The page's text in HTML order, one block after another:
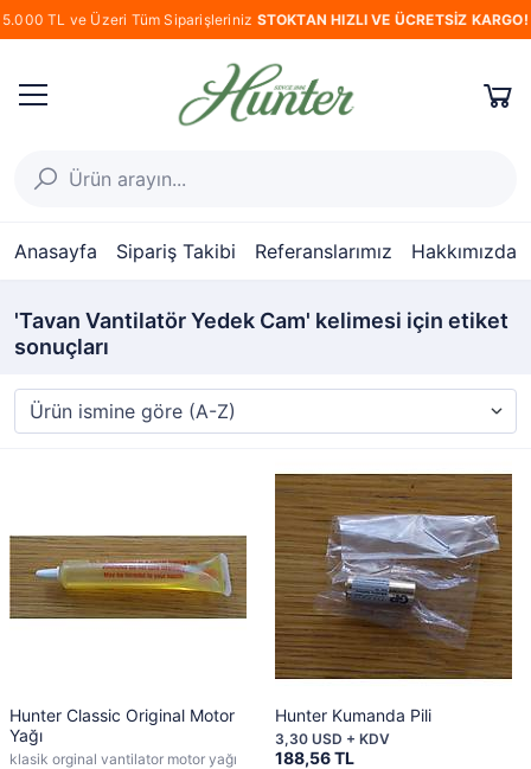
5.000 TL ve Üzeri Tüm Siparişleriniz STOKTAN HIZLI VE ÜCRETSİZ KARGO!
Anasayfa Sipariş Takibi Referanslarımız Hakkımızda
'Tavan Vantilatör Yedek Cam' kelimesi için etiket
sonuçları
Hunter Classic Original Motor
Yağı
klasik orginal vantilator motor yağı
Hunter Kumanda Pili
188,56 TL
3,30 USD + KDV